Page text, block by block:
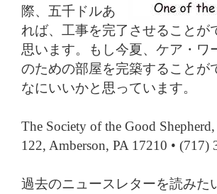
際、五千ドルあ
れば、工事を完了させることが
思います。もし今夏、ケア・ワ
のための部屋を完築することが
なにいいかと思っています。
The Society of the Good
122, Amberson, PA 17210 • (717)
過去のニュースレターを読み